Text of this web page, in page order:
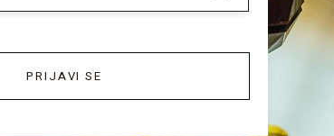
PRIJAVI SE